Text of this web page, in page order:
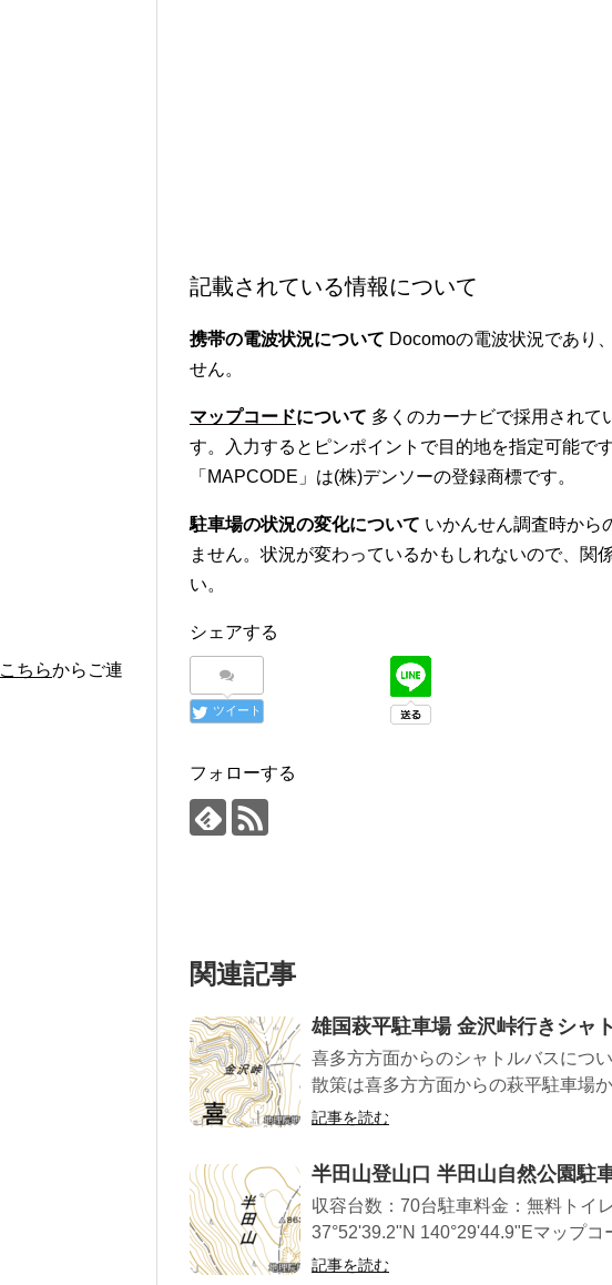
記載されている情報について
携帯の電波状況について Docomoの電波状況であり
せん。
マップコードについて 多くのカーナビで採用されて
す。入力するとピンポイントで目的地を指定可能で
「MAPCODE」は(株)デンソーの登録商標です。
駐車場の状況の変化について いかんせん調査時から
ません。状況が変わっているかもしれないので、関
い。
シェアする
ツイート
フォローする
関連記事
雄国萩平駐車場 金沢峠行きシャ
喜多方方面からのシャトルバスにつ
散策は喜多方方面からの萩平駐車場
記事を読む
半田山登山口 半田山自然公園駐
収容台数：70台駐車料金：無料トイ
37°52'39.2"N 140°29'44.9"Eマップコ
記事を読む
こちらからご連